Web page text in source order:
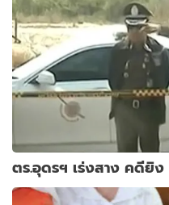
ตร.อุดรฯ เร่งสาง คดียิ